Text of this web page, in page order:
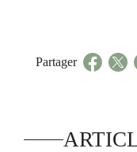
Partager